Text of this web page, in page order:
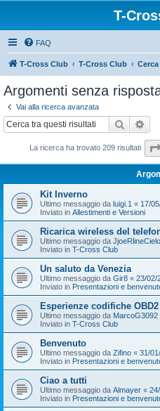
T-
FAQ
T-Cross Club T-Cross Club Cerca
Argomenti senza
Vai alla ricerca avanzata
Cerca
La ricerca ha trovato 209 risultati
Kit Inverno
Ultimo messaggio da luigi.1 « 17/
Inviato in Allestimenti e Versioni
Ricarica wireless del
Ultimo messaggio da JjoeRlineCielo
Inviato in T-Cross Club
Un saluto da Venezia
Ultimo messaggio da Gir8 « 23/02/
Inviato in Presentazioni e
Esperienze codifiche
Ultimo messaggio da MarcoG3092
Inviato in T-Cross Club
Benvenuto
Ultimo messaggio da Zifino « 31/
Inviato in Presentazioni e
Ciao a tutti
Ultimo messaggio da Almayer «
Inviato in Presentazioni e